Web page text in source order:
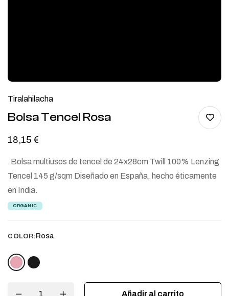
Tiralahilacha
Bolsa Tencel Rosa
18,15€
Bolsa multiusos de tencel de 24x28cm Twill 100% Lenzing
Tencel 145 g/sqm Diseñado en España, hecho éticamente
en India.
ORGANIC
COLOR: Rosa
Añadir al carrito